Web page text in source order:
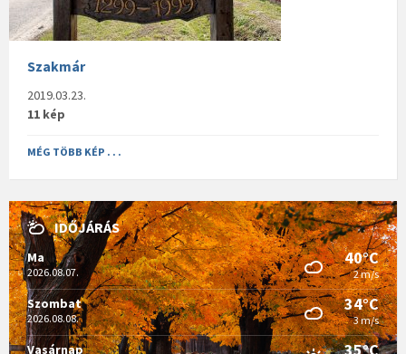
Szakmár
2019.03.23.
11 kép
MÉG TÖBB KÉP . . .
IDŐJÁRÁS
Ma
2026.08.07.
40°C
2 m/s
Szombat
2026.08.08.
34°C
3 m/s
Vasárnap 35°C